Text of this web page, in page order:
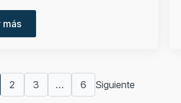
más
2 3 … 6 Siguiente